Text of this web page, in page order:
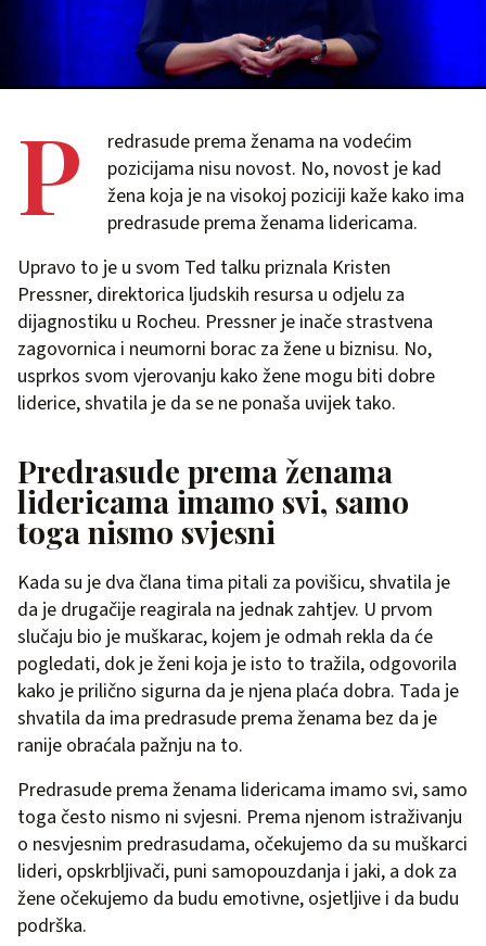
P
redrasude prema ženama na vodećim
pozicijama nisu novost. No, novost je kad
žena koja je na visokoj poziciji kaže kako ima
predrasude prema ženama lidericama.
Upravo to je u svom Ted talku priznala Kristen
Pressner, direktorica ljudskih resursa u odjelu za
dijagnostiku u Rocheu. Pressner je inače strastvena
zagovornica i neumorni borac za žene u biznisu. No,
usprkos svom vjerovanju kako žene mogu biti dobre
liderice, shvatila je da se ne ponaša uvijek tako.
Predrasude prema ženama
lidericama imamo svi, samo
toga nismo svjesni
Kada su je dva člana tima pitali za povišicu, shvatila je
da je drugačije reagirala na jednak zahtjev. U prvom
slučaju bio je muškarac, kojem je odmah rekla da će
pogledati, dok je ženi koja je isto to tražila, odgovorila
kako je prilično sigurna da je njena plaća dobra. Tada je
shvatila da ima predrasude prema ženama bez da je
ranije obraćala pažnju na to.
Predrasude prema ženama lidericama imamo svi, samo
toga često nismo ni svjesni. Prema njenom istraživanju
o nesvjesnim predrasudama, očekujemo da su muškarci
lideri, opskrbljivači, puni samopouzdanja i jaki, a dok za
žene očekujemo da budu emotivne, osjetljive i da budu
podrška.